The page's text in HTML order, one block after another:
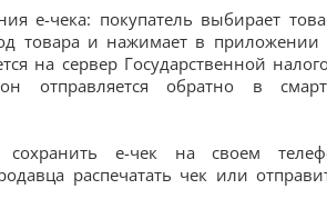
е-чека: покупатель выбирает
товара и нажимает в
на сервер Государственной
обратно в
е-чек на своем
распечатать чек или